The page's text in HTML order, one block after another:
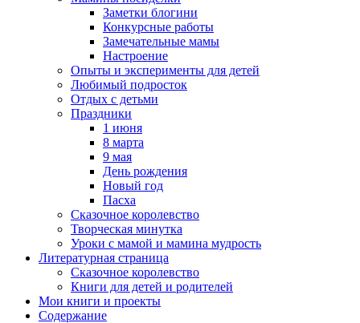
Заметки блогини
Конкурсные работы
Замечательные мамы
Настроение
Опыты и эксперименты для детей
Любимый подросток
Отдых с детьми
Праздники
1 июня
8 марта
9 мая
День рождения
Новый год
Пасха
Сказочное королевство
Творческая минутка
Уроки с мамой и мамина мудрость
Литературная страница
Сказочное королевство
Книги для детей и родителей
Мои книги и проекты
Содержание